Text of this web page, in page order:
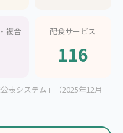
複合 配食サービス
116
表システム」（2025年12月